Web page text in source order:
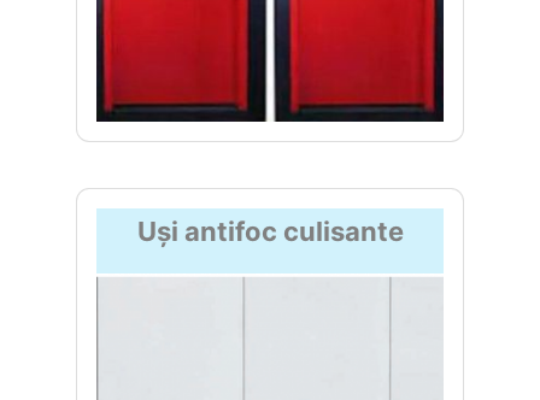
Uși antifoc culisante